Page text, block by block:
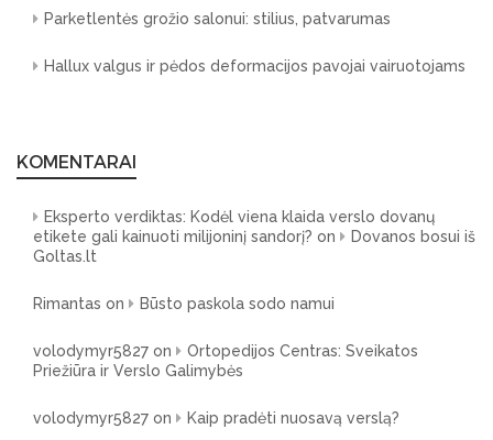
Parketlentės grožio salonui: stilius, patvarumas
Hallux valgus ir pėdos deformacijos pavojai vairuotojams
KOMENTARAI
Eksperto verdiktas: Kodėl viena klaida verslo dovanų
etikete gali kainuoti milijoninį sandorį? on
Dovanos bosui iš
Goltas.lt
Rimantas on Būsto paskola sodo namui
volodymyr5827 on
Ortopedijos Centras: Sveikatos
Priežiūra ir Verslo Galimybės
volodymyr5827 on Kaip pradėti nuosavą verslą?